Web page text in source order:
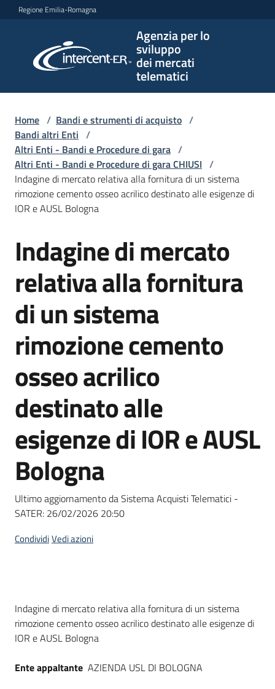
Vai al contenuto
Vai alla navigazione
Vai al footer
Regione Emilia-Romagna
Agenzia per lo
sviluppo
dei mercati
telematici
per lo
sviluppo
telematici
L'Agenzia
e
strumenti
acquisto
Supporto
Piattaforme
telematiche
site
Home / Bandi e strumenti di acquisto /
Bandi altri Enti /
Altri Enti - Bandi e Procedure di gara /
Altri Enti - Bandi e Procedure di gara CHIUSI /
Indagine di mercato relativa alla fornitura di un sistema
rimozione cemento osseo acrilico destinato alle esigenze di
IOR e AUSL Bologna
Salta al contenuto
Indagine di mercato
relativa alla fornitura
di un sistema
rimozione cemento
osseo acrilico
destinato alle
esigenze di IOR e AUSL
Bologna
Ultimo aggiornamento da Sistema Acquisti Telematici -
SATER: 26/02/2026 20:50
CondividiVedi azioni
Dati del bando
Indagine di mercato relativa alla fornitura di un sistema
rimozione cemento osseo acrilico destinato alle esigenze di
IOR e AUSL Bologna
Ente appaltante AZIENDA USL DI BOLOGNA